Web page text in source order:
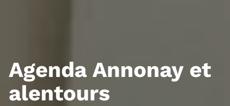
Agenda Annonay et
alentours